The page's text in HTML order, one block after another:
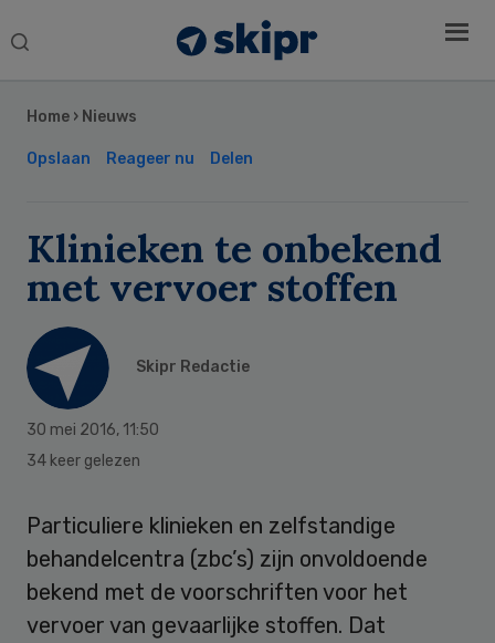
Search
Home › Nieuws
Opslaan Reageer nu Delen
Klinieken te onbekend
met vervoer stoffen
Skipr Redactie
30 mei 2016, 11:50
34 keer gelezen
Particuliere klinieken en zelfstandige
behandelcentra (zbc’s) zijn onvoldoende
bekend met de voorschriften voor het
vervoer van gevaarlijke stoffen. Dat
Sidebar